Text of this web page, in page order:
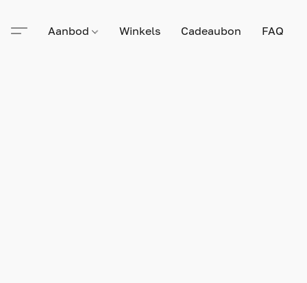
Aanbod Winkels Cadeaubon FAQ